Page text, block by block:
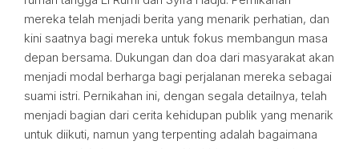
mereka telah menjadi berita yang menarik perhatian, dan
kini saatnya bagi mereka untuk fokus membangun masa
depan bersama. Dukungan dan doa dari masyarakat akan
menjadi modal berharga bagi perjalanan mereka sebagai
suami istri. Pernikahan ini, dengan segala detailnya, telah
menjadi bagian dari cerita kehidupan publik yang menarik
untuk diikuti, namun yang terpenting adalah bagaimana